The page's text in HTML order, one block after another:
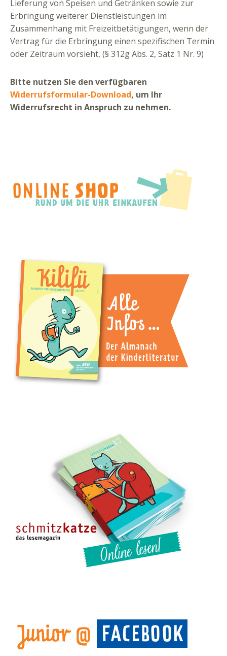
Lieferung von Speisen und Getränken sowie zur
Erbringung weiterer Dienstleistungen im
Zusammenhang mit Freizeitbetätigungen, wenn der
Vertrag für die Erbringung einen spezifischen Termin
oder Zeitraum vorsieht, (§ 312g Abs. 2, Satz 1 Nr. 9)
Bitte nutzen Sie den verfügbaren
Widerrufsformular-Download, um Ihr
Widerrufsrecht in Anspruch zu nehmen.